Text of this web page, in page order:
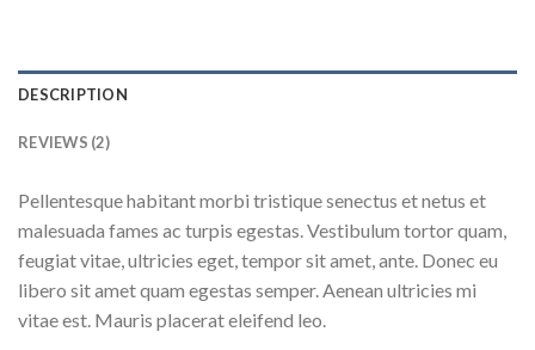
DESCRIPTION
REVIEWS (2)
Pellentesque habitant morbi tristique senectus et netus et
malesuada fames ac turpis egestas. Vestibulum tortor quam,
feugiat vitae, ultricies eget, tempor sit amet, ante. Donec eu
libero sit amet quam egestas semper. Aenean ultricies mi
vitae est. Mauris placerat eleifend leo.